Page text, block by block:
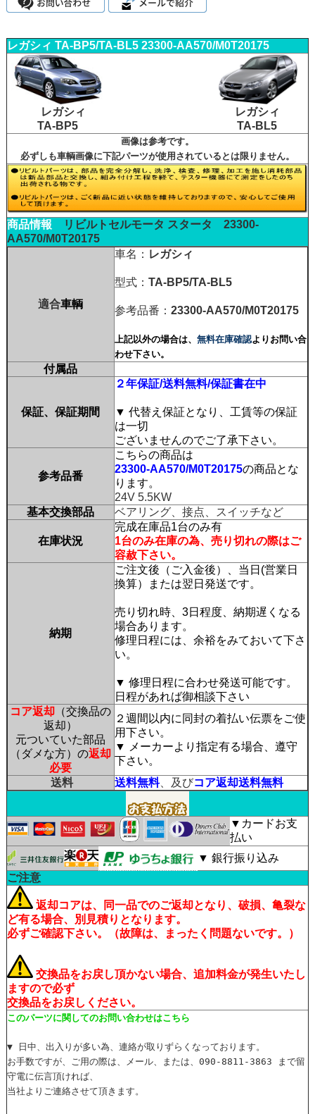
レガシィ TA-BP5/TA-BL5 23300-AA570/M0T20175
レガシィ
TA-BP5
レガシィ
TA-BL5
画像は参考です。
必ずしも車輌画像に下記パーツが使用されているとは限りません。
商品情報 リビルトセルモータ スタータ
23300-
AA570/M0T20175
適合車輌
車名： レガシィ
型式： TA-BP5/TA-BL5
参考品番： 23300-AA570/M0T20175
上記以外の場合は、 無料在庫確認よりお問い合
わせ下さい。
付属品
保証、保証期間
２年保証/送料無料/保証書在中
▼ 代替え保証となり、工賃等の保証
は一切
ございませんのでご了承下さい。
参考品番
こちらの商品は
23300-AA570/M0T20175の商品とな
ります。
24V 5.5KW
基本交換部品
ベアリング、接点、スイッチなど
在庫状況
完成在庫品1台のみ有
1台のみ在庫の為、売り切れの際はご
容赦下さい。
納期
ご注文後（ご入金後）、当日(営業日
換算）または翌日発送です。
売り切れ時、3日程度、納期遅くなる
場合あります。
修理日程には、余裕をみておいて下さ
い。
▼ 修理日程に合わせ発送可能です。
日程があれば御相談下さい
コア返却 （交換品の
返却）
元ついていた部品
（ダメな方）の返却
必要
２週間以内に同封の着払い伝票をご使
用下さい。
▼ メーカーより指定有る場合、遵守
下さい。
送料
送料無料、及びコア返却送料無料
▼カードお支
払い
▼ 銀行振り込み
ご注意
返却コアは、同一品でのご返却となり、破損、亀裂な
ど有る場合、別見積りとなります。
必ずご確認下さい。（故障は、まったく問題ないです。）
交換品をお戻し頂かない場合、追加料金が発生いたし
ますので必ず
交換品をお戻しください。
このパーツに関してのお問い合わせはこちら
▼ 日中、出入りが多い為、連絡が取りずらくなっております。
お手数ですが、ご用の際は、メール、または、090-8811-3863 まで留
守電に伝言頂ければ、
当社よりご連絡させて頂きます。